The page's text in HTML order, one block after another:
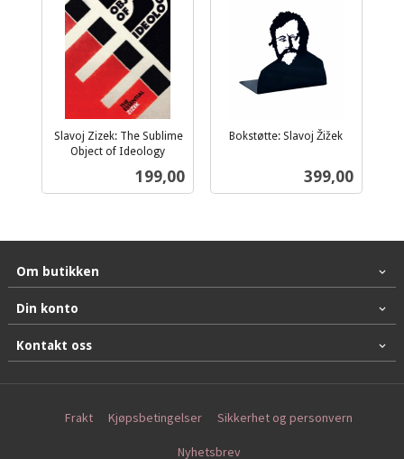
Slavoj Zizek: The Sublime
Object of Ideology
Pris
199,00
Bokstøtte: Slavoj Žižek
Pris
399,00
Om butikken
Din konto
Kontakt oss
Frakt Kjøpsbetingelser Sikkerhet og personvern
Nyhetsbrev